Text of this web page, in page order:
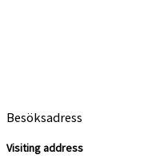
Besöksadress
Visiting address